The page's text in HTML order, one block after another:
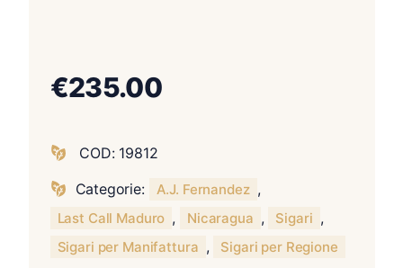
€235.00
COD: 19812
Categorie:
A.J. Fernandez ,
Last Call Maduro , Nicaragua , Sigari ,
Sigari per Manifattura , Sigari per Regione